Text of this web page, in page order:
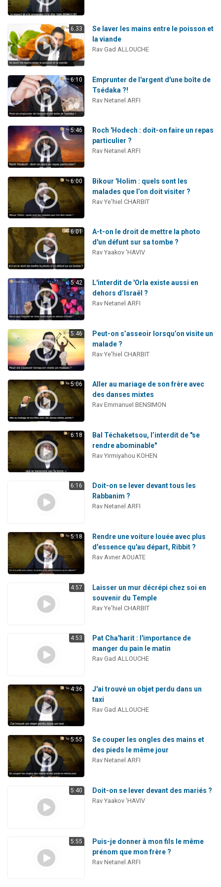
Il reste 49 places pour étudier en groupe sur Zoom
Ariel vient de donner son Maasser
Nathaniel vient de donner son Maasser
6:33
Se laver les mains entre le poisson et
la viande
Rav Gad ALLOUCHE
6:10
Emprunter de l'argent d'une boîte de
Tsédaka ?!
Rav Netanel ARFI
5:46
Roch 'Hodech : doit-on faire un repas
particulier ?
Rav Netanel ARFI
6:00
Bikour 'Holim : quels sont les
malades que l’on doit visiter ?
Rav Ye'hiel CHARBIT
6:01
A-t-on le droit de mettre la photo
d'un défunt sur sa tombe ?
Rav Yaakov 'HAVIV
5:42
L'interdit de 'Orla existe aussi en
dehors d’Israël ?
Rav Netanel ARFI
5:46
Peut-on s’asseoir lorsqu’on visite un
malade ?
Rav Ye'hiel CHARBIT
5:06
Aller au mariage de son frère avec
des danses mixtes
Rav Emmanuel BENSIMON
6:18
Bal Téchaketsou, l’interdit de "se
rendre abominable"
Rav Yirmiyahou KOHEN
6:16
Doit-on se lever devant tous les
Rabbanim ?
Rav Netanel ARFI
5:18
Rendre une voiture louée avec plus
d'essence qu'au départ, Ribbit ?
Rav Avner AOUATE
4:57
Laisser un mur décrépi chez soi en
souvenir du Temple
Rav Ye'hiel CHARBIT
4:53
Pat Cha'harit : l'importance de
manger du pain le matin
Rav Gad ALLOUCHE
4:36
J'ai trouvé un objet perdu dans un
taxi
Rav Gad ALLOUCHE
5:55
Se couper les ongles des mains et
des pieds le même jour
Rav Netanel ARFI
5:40 Doit-on se lever devant des mariés ?
Rav Yaakov 'HAVIV
5:55
Puis-je donner à mon fils le même
prénom que mon frère ?
Rav Netanel ARFI